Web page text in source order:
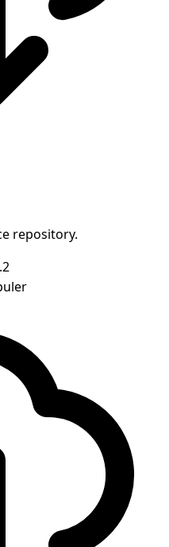
repository.